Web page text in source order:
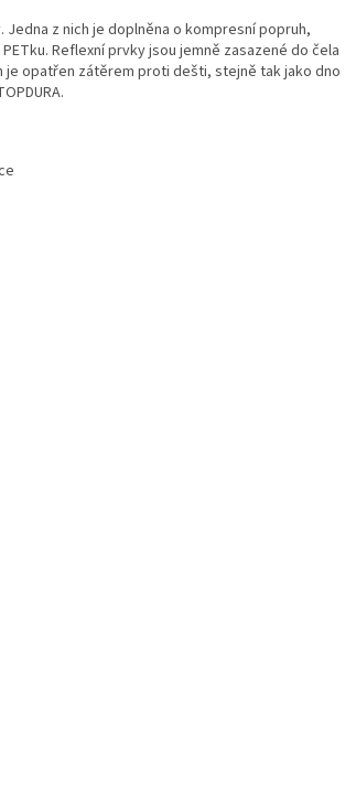
z nich je doplněna o kompresní popruh,
Reflexní prvky jsou jemně zasazené do čela
je opatřen zátěrem proti dešti, stejně tak jako dno